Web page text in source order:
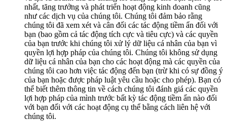
nhất, tăng trưởng và phát triển hoạt động kinh doanh cũng
như các dịch vụ của chúng tôi. Chúng tôi đảm bảo rằng
chúng tôi đã xem xét và cân đối các tác động tiềm ẩn đối với
bạn (bao gồm cả tác động tích cực và tiêu cực) và các quyền
của bạn trước khi chúng tôi xử lý dữ liệu cá nhân của bạn vì
quyền lợi hợp pháp của chúng tôi. Chúng tôi không sử dụng
dữ liệu cá nhân của bạn cho các hoạt động mà các quyền của
chúng tôi cao hơn việc tác động đến bạn (trừ khi có sự đồng ý
của bạn hoặc được pháp luật yêu cầu hoặc cho phép). Bạn có
thể biết thêm thông tin về cách chúng tôi đánh giá các quyền
lợi hợp pháp của mình trước bất kỳ tác động tiềm ẩn nào đối
với bạn đối với các hoạt động cụ thể bằng cách liên hệ với
chúng tôi.